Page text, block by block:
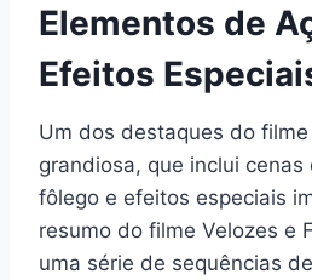
Elementos de
Efeitos
Um dos destaques do
grandiosa, que inclui
fôlego e efeitos especiais
resumo do filme Velozes e
uma série de sequências